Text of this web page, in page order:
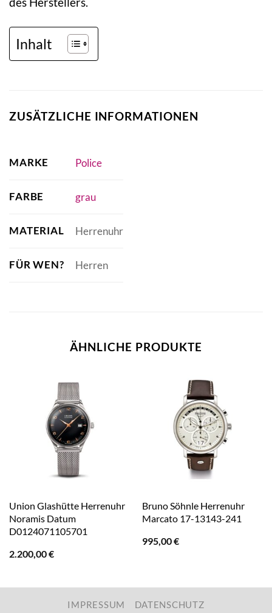
Inhalt
ZUSÄTZLICHE INFORMATIONEN
MARKE Police
FARBE grau
MATERIAL Herrenuhr
FÜR WEN? Herren
ÄHNLICHE PRODUKTE
Union Glashütte Herrenuhr
Noramis Datum
D0124071105701
2.200,00€
Bruno Söhnle Herrenuhr
Marcato 17-13143-241
995,00€
IMPRESSUM DATENSCHUTZ